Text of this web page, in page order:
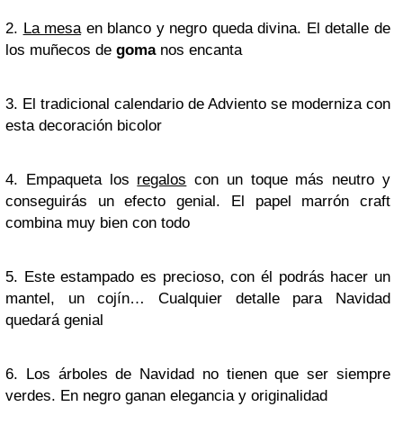
2. La mesaen blanco y negro queda divina. El detalle de
los muñecos de gomanos encanta
3. El tradicional calendario de Adviento se moderniza con
esta decoración bicolor
4. Empaqueta los regalos con un toque más neutro y
conseguirás un efecto genial. El papel marrón craft
combina muy bien con todo
5. Este estampado es precioso, con él podrás hacer un
mantel, un cojín… Cualquier detalle para Navidad
quedará genial
6. Los árboles de Navidad no tienen que ser siempre
verdes. En negro ganan elegancia y originalidad